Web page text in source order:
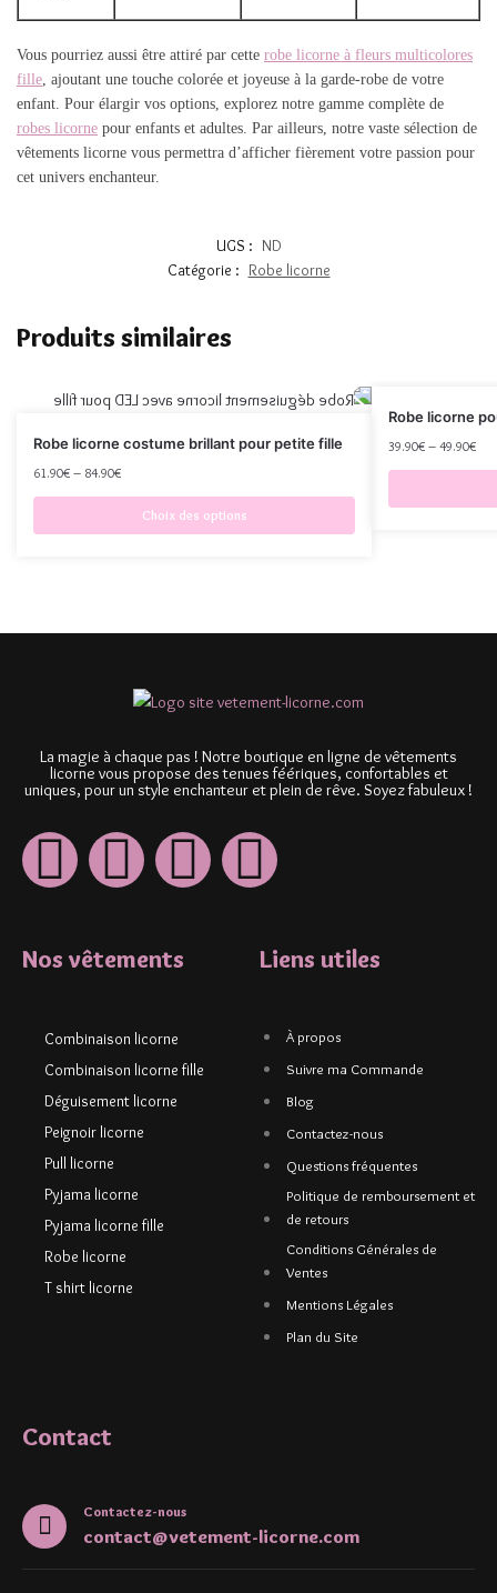
Vous pourriez aussi être attiré par cette robe licorne à fleurs multicolores
fille , ajoutant une touche colorée et joyeuse à la garde-robe de votre
enfant. Pour élargir vos options, explorez notre gamme complète de
robes licorne pour enfants et adultes. Par ailleurs, notre vaste sélection de
vêtements licorne vous permettra d’afficher fièrement votre passion pour
cet univers enchanteur.
UGS : ND
Catégorie : Robe licorne
Produits similaires
Robe licorne costume brillant pour petite fille
61.90€ – 84.90€
Choix des options
Robe licorne
39.90€ – 49.90€
La magie à chaque pas ! Notre boutique en ligne de vêtements
licorne vous propose des tenues féériques, confortables et
uniques, pour un style enchanteur et plein de rêve. Soyez fabuleux !
Nos vêtements
Combinaison licorne
Combinaison licorne fille
Déguisement licorne
Peignoir licorne
Pull licorne
Pyjama licorne
Pyjama licorne fille
Robe licorne
T shirt licorne
Liens utiles
À propos
Suivre ma Commande
Blog
Contactez-nous
Questions fréquentes
Politique de remboursement et
de retours
Conditions Générales de
Ventes
Mentions Légales
Plan du Site
Contact
Contactez-nous
contact@vetement-licorne.com